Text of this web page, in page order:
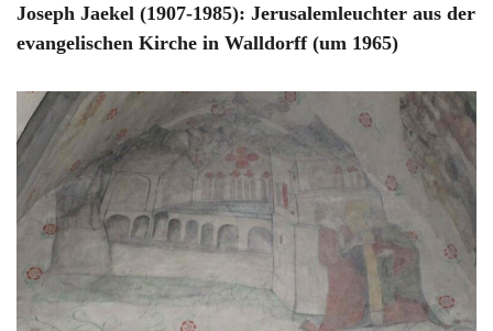
Joseph Jaekel (1907-1985): Jerusalemleuchter aus der
evangelischen Kirche in Walldorff (um 1965)